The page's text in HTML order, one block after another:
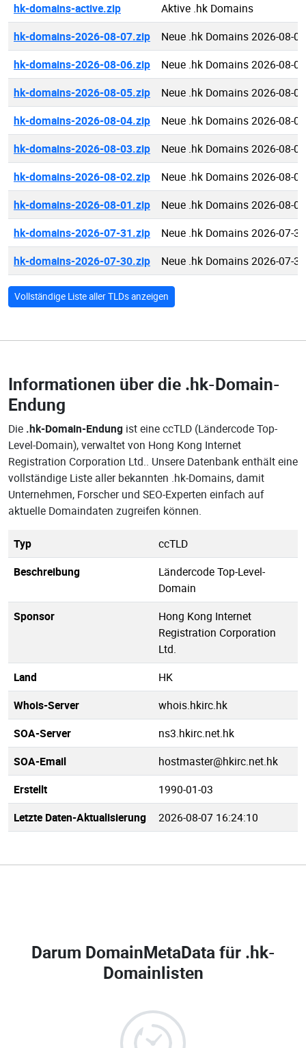
hk-domains-active.zip
Aktive .hk Domains
hk-domains-2026-08-07.zip
Neue .hk Domains 2026-08-07
hk-domains-2026-08-06.zip
Neue .hk Domains 2026-08-06
hk-domains-2026-08-05.zip
Neue .hk Domains 2026-08-05
hk-domains-2026-08-04.zip
Neue .hk Domains 2026-08-04
hk-domains-2026-08-03.zip
Neue .hk Domains 2026-08-03
hk-domains-2026-08-02.zip
Neue .hk Domains 2026-08-02
hk-domains-2026-08-01.zip
Neue .hk Domains 2026-08-01
hk-domains-2026-07-31.zip
Neue .hk Domains 2026-07-31
hk-domains-2026-07-30.zip
Neue .hk Domains 2026-07-30
Vollständige Liste aller TLDs anzeigen
Informationen über die .hk-Domain-
Endung
Die .hk-Domain-Endung ist eine ccTLD (Ländercode Top-
Level-Domain), verwaltet von Hong Kong Internet
Registration Corporation Ltd.. Unsere Datenbank enthält eine
vollständige Liste aller bekannten .hk-Domains, damit
Unternehmen, Forscher und SEO-Experten einfach auf
aktuelle Domaindaten zugreifen können.
Typ
ccTLD
Beschreibung
Ländercode Top-Level-
Domain
Sponsor
Hong Kong Internet
Registration Corporation
Ltd.
Land
HK
Whois-Server
whois.hkirc.hk
SOA-Server
ns3.hkirc.net.hk
SOA-Email
hostmaster@hkirc.net.hk
Erstellt
1990-01-03
Letzte Daten-Aktualisierung
2026-08-07 16:24:10
Darum DomainMetaData für .hk-
Domainlisten